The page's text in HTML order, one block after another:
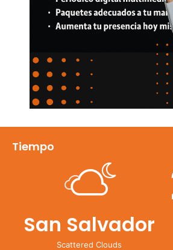
Tiempo
San Salvador
Scattered Clouds